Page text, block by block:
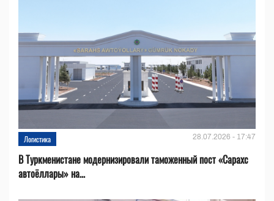
Логистика 28.07.2026 - 17:47
В Туркменистане модернизировали таможенный пост «Сарахс
автоёллары» на...